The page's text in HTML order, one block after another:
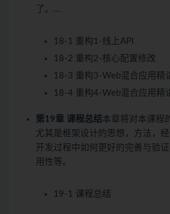
了。…
18-1 重构1-线上API
18-2 重构2-核心配置修改
18-3 重构3-Web混合应用精
18-4 重构4-Web混合应用精
第19章 课程总结本章将对本课程
尤其是框架设计的思想，方法，
开发过程中如何更好的完善与验
用性等。
19-1 课程总结